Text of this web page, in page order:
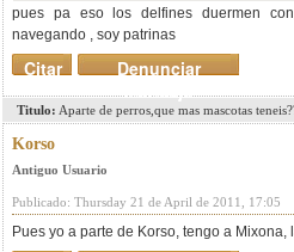
pues pa eso los delfines duermen
navegando , soy patrinas
Denunciar
mensaje
Citar
Titulo: Aparte de perros,que mas mascotas
Korso
Antiguo Usuario
Publicado: Thursday 21 de April de 2011, 17:05
Pues yo a parte de Korso, tengo a